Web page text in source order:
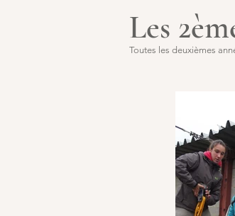
Les
Toutes les deuxièmes